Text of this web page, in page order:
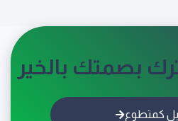
بصمتك بالخير
كمتطوع